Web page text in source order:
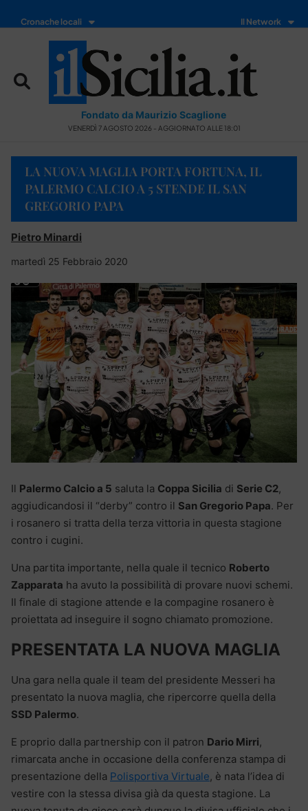
Cronache locali Il Network
Fondato da Maurizio Scaglione
VENERDÌ 7 AGOSTO 2026 - AGGIORNATO ALLE 18:01
LA NUOVA MAGLIA PORTA FORTUNA, IL
PALERMO CALCIO A 5 STENDE IL SAN
GREGORIO PAPA
Pietro Minardi
martedì 25 Febbraio 2020
Il Palermo Calcio a 5 saluta la Coppa Sicilia di Serie C2,
aggiudicandosi il “derby” contro il San Gregorio Papa. Per
i rosanero si tratta della terza vittoria in questa stagione
contro i cugini.
Una partita importante, nella quale il tecnico Roberto
Zapparata ha avuto la possibilità di provare nuovi schemi.
Il finale di stagione attende e la compagine rosanero è
proiettata ad inseguire il sogno chiamato promozione.
PRESENTATA LA NUOVA MAGLIA
Una gara nella quale il team del presidente Messeri ha
presentato la nuova maglia, che ripercorre quella della
SSD Palermo.
E proprio dalla partnership con il patron Dario Mirri,
rimarcata anche in occasione della conferenza stampa di
presentazione della Polisportiva Virtuale, è nata l’idea di
vestire con la stessa divisa già da questa stagione. La